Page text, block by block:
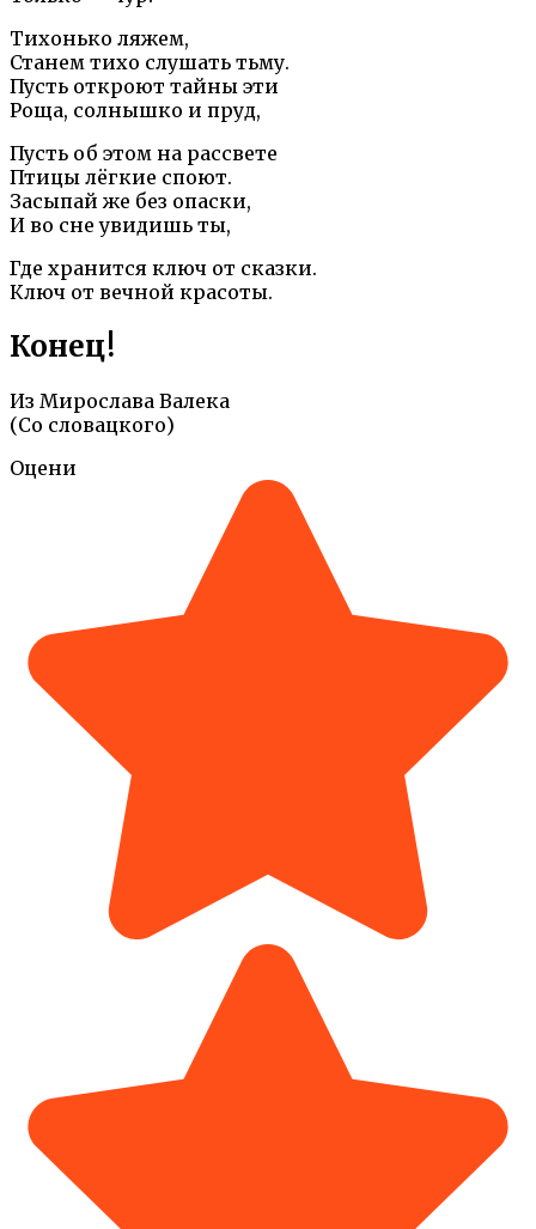
Тихонько ляжем,
Станем тихо слушать тьму.
Пусть откроют тайны эти
Роща, солнышко и пруд,
Пусть об этом на рассвете
Птицы лёгкие споют.
Засыпай же без опаски,
И во сне увидишь ты,
Где хранится ключ от сказки.
Ключ от вечной красоты.
Конец!
Из Мирослава Валека
(Со словацкого)
Оцени